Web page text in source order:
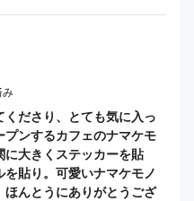
み
ださり、とても気に入っ
ンするカフェのナマケモ
に大きくステッカーを貼
を貼り。可愛いナマケモノ
んとうにありがとうござ